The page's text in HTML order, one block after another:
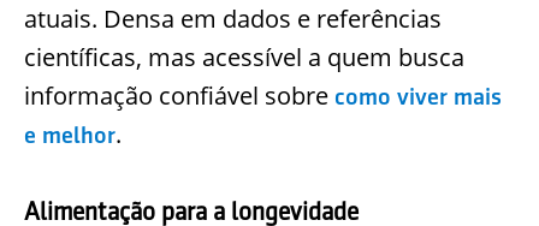
atuais. Densa em dados e referências
científicas, mas acessível a quem busca
informação confiável sobre como viver mais
e melhor.
Alimentação para a longevidade